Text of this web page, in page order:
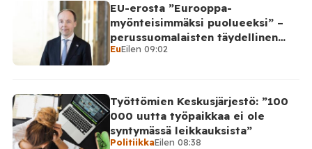
EU-erosta ”Eurooppa-
myönteisimmäksi puolueeksi” –
perussuomalaisten täydellinen
takinkääntö
EuEilen 09:02
Työttömien Keskusjärjestö: ”100
000 uutta työpaikkaa ei ole
syntymässä leikkauksista”
PolitiikkaEilen 08:38